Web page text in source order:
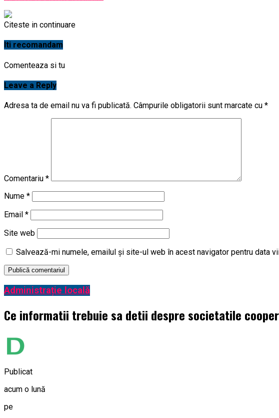
Citeste in continuare
Iti recomandam
Comenteaza si tu
Leave a Reply
Adresa ta de email nu va fi publicată. Câmpurile obligatorii sunt marcate cu *
Comentariu *
Nume *
Email *
Site web
Salvează-mi numele, emailul și site-ul web în acest navigator pentru data
Administrație locală
Ce informatii trebuie sa detii despre societatile
Publicat
acum o lună
pe